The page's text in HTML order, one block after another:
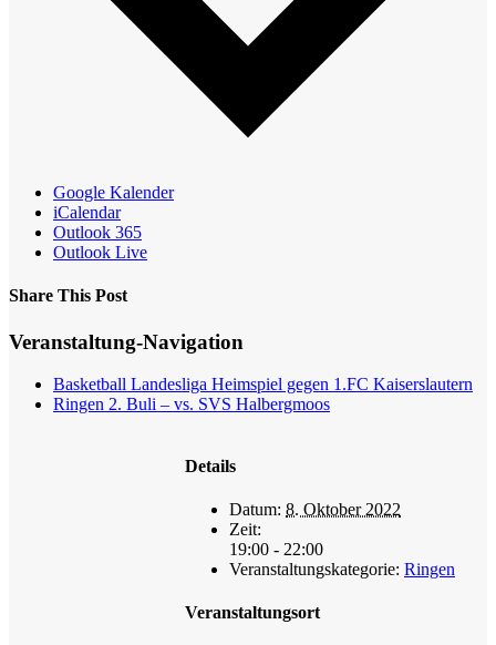
Google Kalender
iCalendar
Outlook 365
Outlook Live
Share This Post
Facebook
X
Reddit
LinkedIn
WhatsApp
Tumblr
Pinterest
Veranstaltung-Navigation
Basketball Landesliga Heimspiel gegen 1.FC Kaiserslautern
Ringen 2. Buli – vs. SVS Halbergmoos
Details
Datum: 8. Oktober 2022
Zeit:
19:00 - 22:00
Veranstaltungskategorie: Ringen
Veranstaltungsort